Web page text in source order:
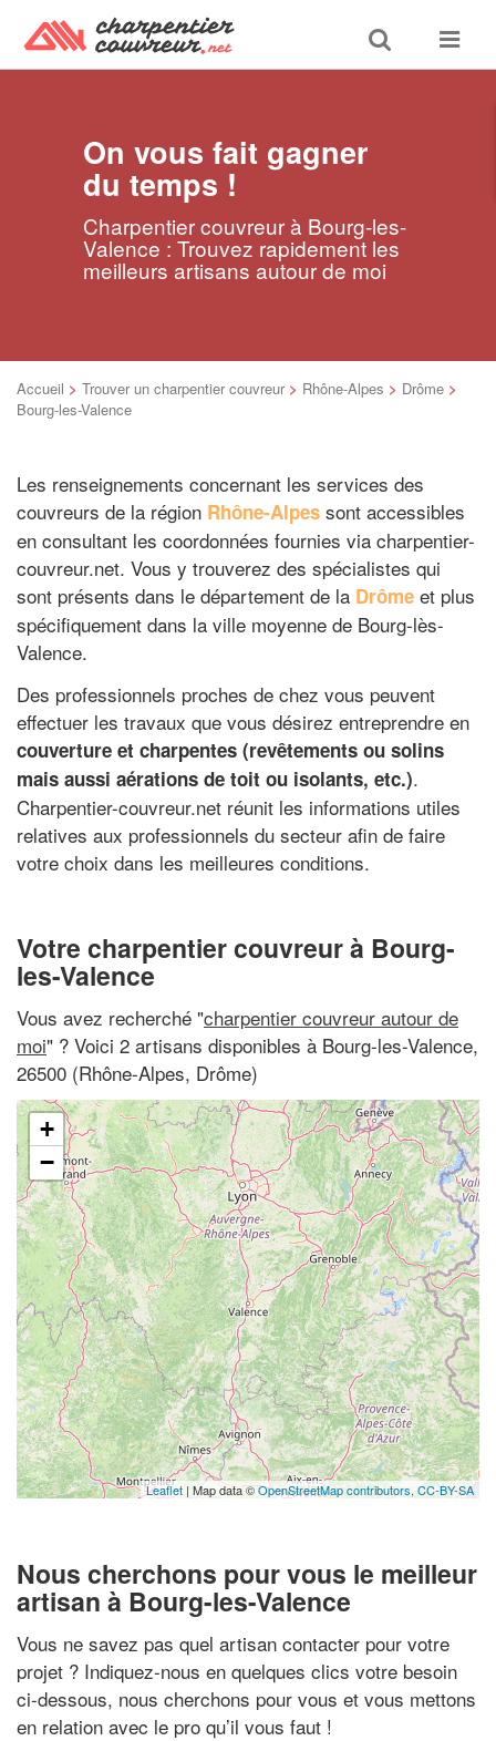
Toggle
search
Toggle
On vous fait gagner
du temps !
Charpentier couvreur à Bourg-les-
Valence : Trouvez rapidement les
meilleurs artisans autour de moi
Accueil > Trouver un charpentier couvreur > Rhône-Alpes > Drôme >
Bourg-les-Valence
Les renseignements concernant les services des
couvreurs de la région Rhône-Alpes sont accessibles
en consultant les coordonnées fournies via charpentier-
couvreur.net. Vous y trouverez des spécialistes qui
sont présents dans le département de la Drôme et plus
spécifiquement dans la ville moyenne de Bourg-lès-
Valence.
Des professionnels proches de chez vous peuvent
effectuer les travaux que vous désirez entreprendre en
couverture et charpentes (revêtements ou solins
mais aussi aérations de toit ou isolants, etc.).
Charpentier-couvreur.net réunit les informations utiles
relatives aux professionnels du secteur afin de faire
votre choix dans les meilleures conditions.
Votre charpentier couvreur à Bourg-
les-Valence
Vous avez recherché "charpentier couvreur autour de
moi" ? Voici 2 artisans disponibles à Bourg-les-Valence,
26500 (Rhône-Alpes, Drôme)
+
−
Leaflet | Map data ©OpenStreetMap contributors, CC-BY-SA
Nous cherchons pour vous le meilleur
artisan à Bourg-les-Valence
Vous ne savez pas quel artisan contacter pour votre
projet ? Indiquez-nous en quelques clics votre besoin
ci-dessous, nous cherchons pour vous et vous mettons
en relation avec le pro qu’il vous faut !